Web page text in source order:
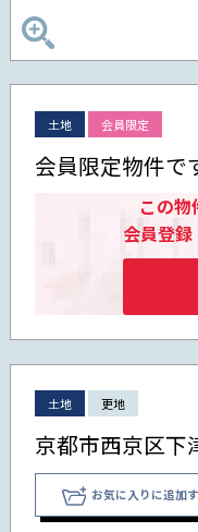
土地 会員限定
会員限定物件で
この物
会員登録
土地 更地
京都市西京区下
お気に入りに追加